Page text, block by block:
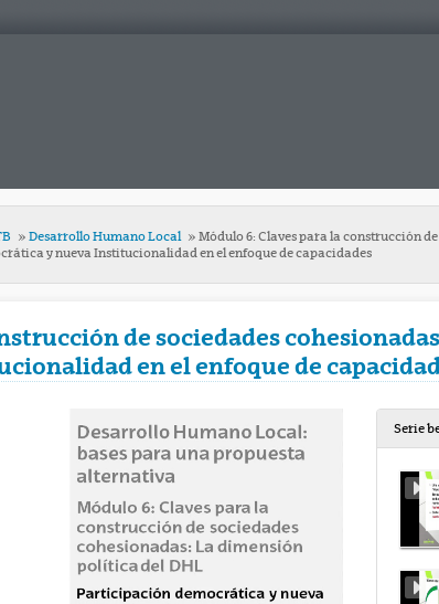
Desarrollo Humano Local
Módulo 6: Claves para la construcción
y nueva Institucionalidad en el enfoque de capacidades
de sociedades
en el enfoque de
Serie